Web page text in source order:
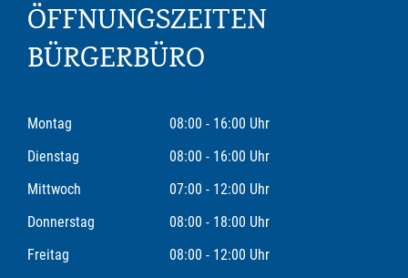
ÖFFNUNGSZEITEN
BÜRGERBÜRO
Montag
08:00 - 16:00 Uhr
Dienstag
08:00 - 16:00 Uhr
Mittwoch
07:00 - 12:00 Uhr
Donnerstag
08:00 - 18:00 Uhr
Freitag
08:00 - 12:00 Uhr